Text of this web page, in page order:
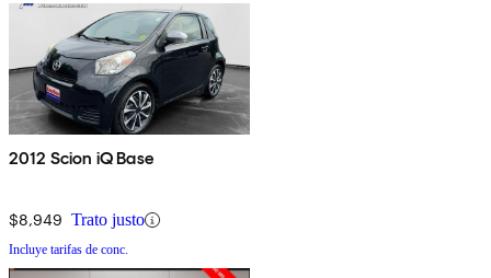
2012 Scion iQ Base
$8,949 Trato justo
Incluye tarifas de conc.